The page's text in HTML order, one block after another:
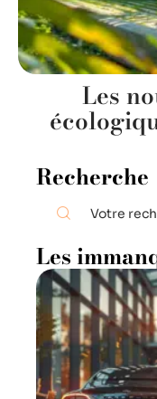
Les
Recherche
Les